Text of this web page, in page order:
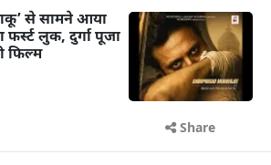
से सामने आया
फर्स्ट लुक, दुर्गा पूजा
फिल्म
Share